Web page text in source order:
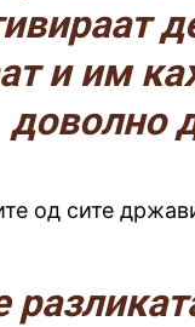
и им
доволно
од сите